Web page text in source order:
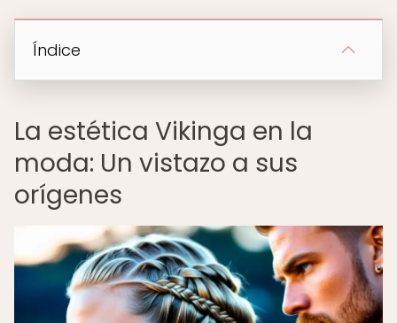
Índice
La estética Vikinga en la
moda: Un vistazo a sus
orígenes